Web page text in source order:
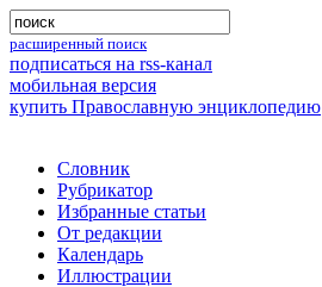
расширенный поиск
подписаться на rss-канал
мобильная версия
купить Православную энциклопедию
Словник
Рубрикатор
Избранные статьи
От редакции
Календарь
Иллюстрации